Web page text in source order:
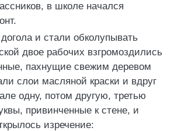
в школе начался
и стали обколупывать
двое рабочих взгромоздились
пахнущие свежим деревом
слои масляной краски и вдруг
одну, потом другую, третью
привинченные к стене, и
изречение: